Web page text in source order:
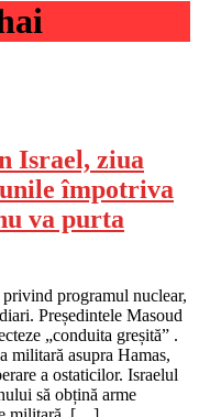
Israel, ziua
împotriva
va purta
programul nuclear,
Președintele Masoud
„conduita greșită” .
militară asupra Hamas,
a ostaticilor. Israelul
să obțină arme